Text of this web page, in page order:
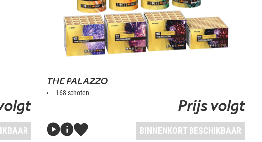
THE PALAZZO
168 schoten
Prijs volgt
BINNENKORT BESCHIKBAAR